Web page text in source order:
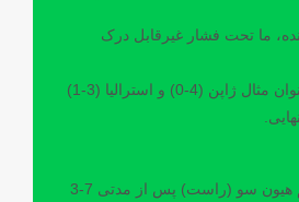
ما تحت فشار غیرقابل درک
" کره B در 2-2، به عنوان مثال ژاپن (4-0) و استرالیا (3-1)
ژنرال کره جنوبی کیم هیون سو (راست) پس از مدتی 7-3